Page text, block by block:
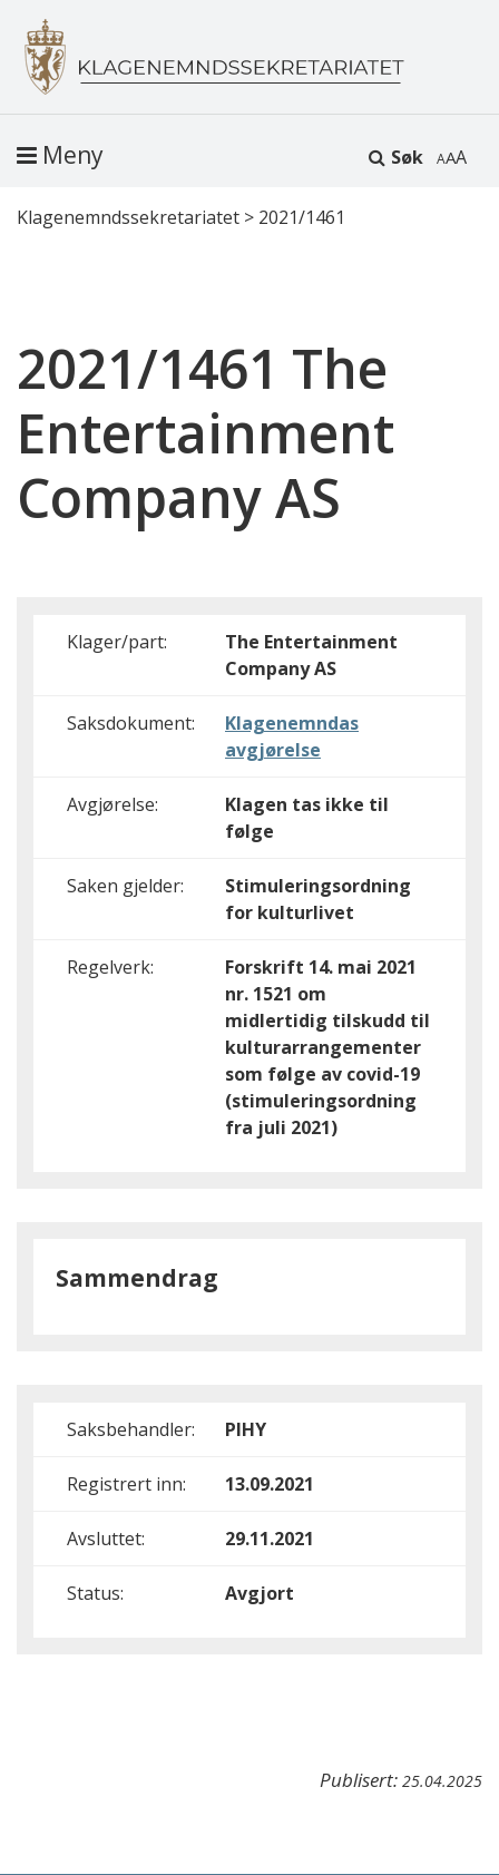
Søk A
Meny
Klagenemndssekretariatet > 2021/1461
2021/1461 The
Entertainment
Company AS
Klager/part:
The Entertainment
Company AS
Saksdokument:
Klagenemndas
avgjørelse
Avgjørelse:
Klagen tas ikke til
følge
Saken gjelder:
Stimuleringsordning
for kulturlivet
Regelverk:
Forskrift 14. mai 2021
nr. 1521 om
midlertidig tilskudd til
kulturarrangementer
som følge av covid-19
(stimuleringsordning
fra juli 2021)
Sammendrag
Saksbehandler: PIHY
Registrert inn: 13.09.2021
Avsluttet: 29.11.2021
Status: Avgjort
Publisert: 25.04.2025